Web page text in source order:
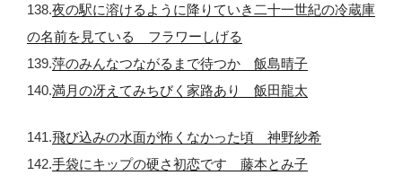
138.夜の駅に溶けるように降りていき二十一世紀の冷蔵庫
の名前を見ている フラワーしげる
139.萍のみんなつながるまで待つか 飯島晴子
140.満月の冴えてみちびく家路あり 飯田龍太
141.飛び込みの水面が怖くなかった頃 神野紗希
142.手袋にキップの硬さ初恋です 藤本とみ子